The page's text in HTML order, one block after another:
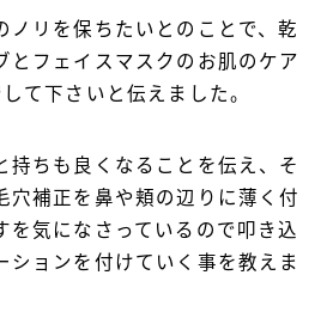
ノリを保ちたいとのことで、乾
とフェイスマスクのお肌のケア
て下さいと伝えました。
持ちも良くなることを伝え、そ
穴補正を鼻や頬の辺りに薄く付
を気になさっているので叩き込
ションを付けていく事を教えま